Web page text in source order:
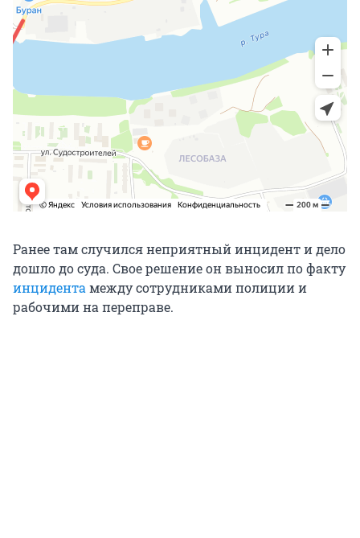
Ранее там случился неприятный инцидент и дело
дошло до суда. Свое решение он выносил по факту
инцидента между сотрудниками полиции и
рабочими на переправе.